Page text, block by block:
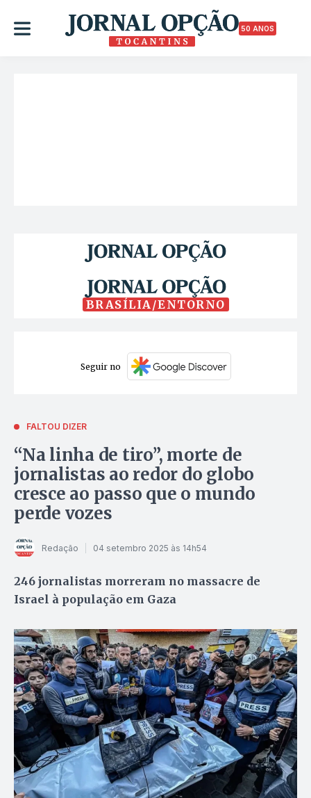
50 ANOS
BRASÍLIA/ENTORNO
Seguir no
FALTOU DIZER
“Na linha de tiro”, morte de
jornalistas ao redor do globo
cresce ao passo que o mundo
perde vozes
Redação 04 setembro 2025 às 14h54
246 jornalistas morreram no massacre de
Israel à população em Gaza